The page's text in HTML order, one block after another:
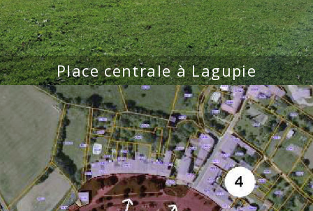
Place centrale à Lagupie